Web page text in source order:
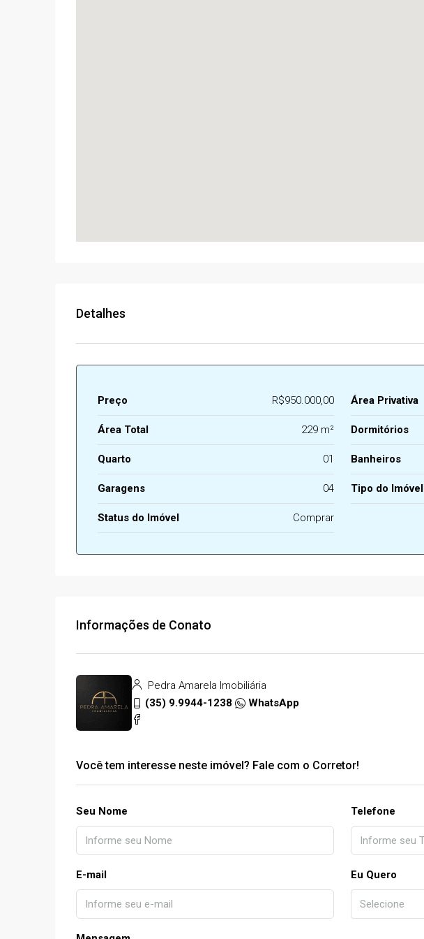
Detalhes
Preço R$950.000,00 Área Privativa
Área Total 229 m² Dormitórios
Quarto 01 Banheiros
Garagens 04 Tipo do Imóvel
Status do Imóvel Comprar
Informações de Conato
Pedra Amarela Imobiliária
(35) 9.9944-1238
WhatsApp
Você tem interesse neste imóvel? Fale com o Corretor!
Seu Nome Telefone
E-mail Eu Quero
Selecione